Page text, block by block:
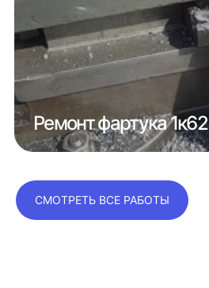
Ремонт фартука 1к62
СМОТРЕТЬ ВСЕ РАБОТЫ